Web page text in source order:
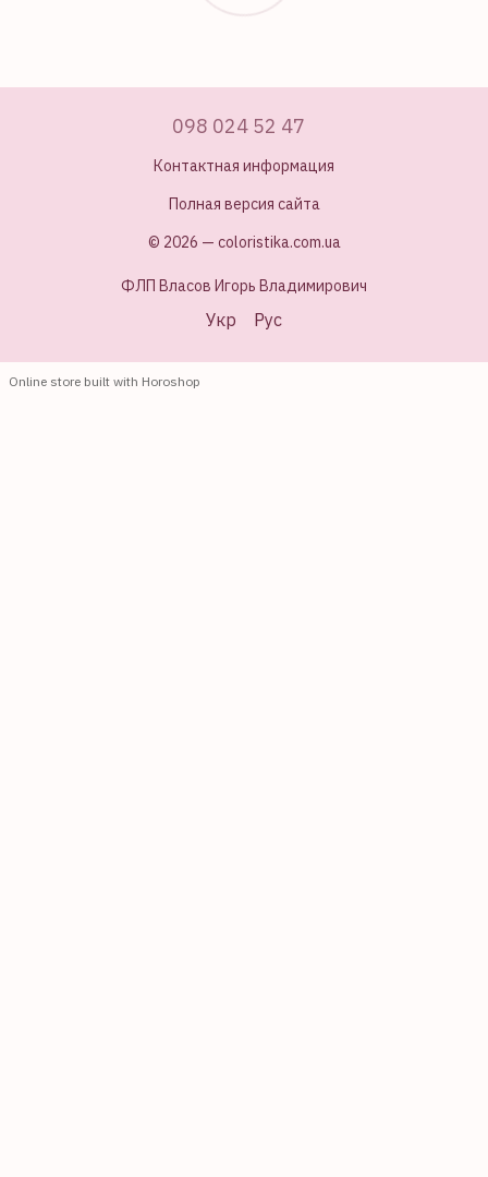
098 024 52 47
Контактная информация
Полная версия сайта
© 2026 — coloristika.com.ua
ФЛП Власов Игорь Владимирович
Укр Рус
Online store built with Horoshop